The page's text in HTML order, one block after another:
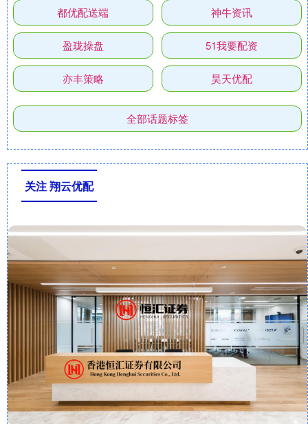
都优配送端 神牛资讯
盈珑操盘 51我要配资
亦丰策略 昊天优配
全部话题标签
关注 翔云优配